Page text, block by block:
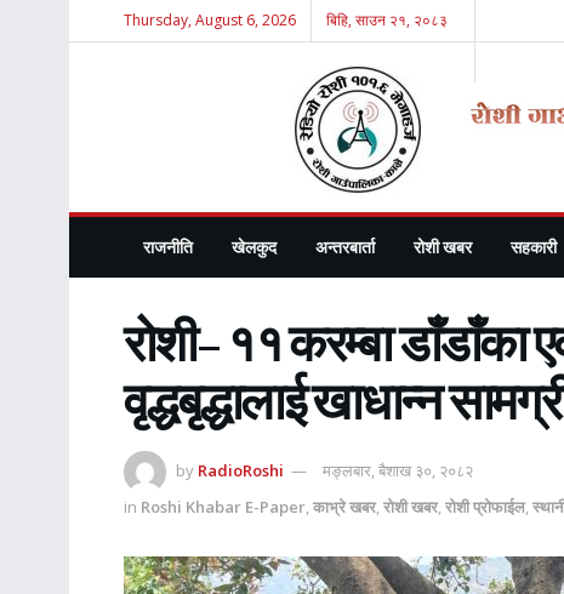
Thursday, August 6, 2026 बिहि, साउन २१, २०८३
राजनीति खेलकुद अन्तरबार्ता रोशी खबर सहकारी
रोशी– ११ करम्बा
वृद्धबृद्धालाई खाधान्न
by RadioRoshi
मङ्लबार, बैशाख ३०, २०८२
in Roshi Khabar E-Paper,काभ्रे खबर,रोशी खबर,रोशी प्रोफाईल,